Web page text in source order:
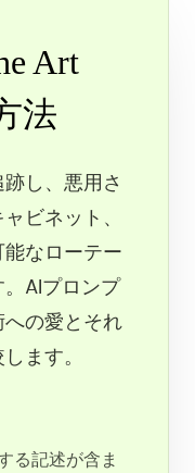
Art
法
し、悪用さ
ビネット、
なローテー
AIプロンプ
への愛とそれ
ます。
る記述が含ま